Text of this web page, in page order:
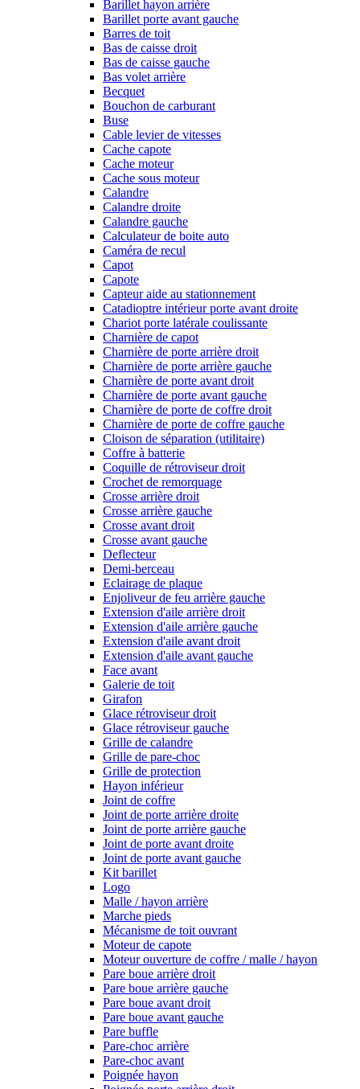
Barillet hayon arrière
Barillet porte avant gauche
Barres de toit
Bas de caisse droit
Bas de caisse gauche
Bas volet arrière
Becquet
Bouchon de carburant
Buse
Cable levier de vitesses
Cache capote
Cache moteur
Cache sous moteur
Calandre
Calandre droite
Calandre gauche
Calculateur de boite auto
Caméra de recul
Capot
Capote
Capteur aide au stationnement
Catadioptre intérieur porte avant droite
Chariot porte latérale coulissante
Charnière de capot
Charnière de porte arrière droit
Charnière de porte arrière gauche
Charnière de porte avant droit
Charnière de porte avant gauche
Charnière de porte de coffre droit
Charnière de porte de coffre gauche
Cloison de séparation (utilitaire)
Coffre à batterie
Coquille de rétroviseur droit
Crochet de remorquage
Crosse arrière droit
Crosse arrière gauche
Crosse avant droit
Crosse avant gauche
Deflecteur
Demi-berceau
Eclairage de plaque
Enjoliveur de feu arrière gauche
Extension d'aile arrière droit
Extension d'aile arrière gauche
Extension d'aile avant droit
Extension d'aile avant gauche
Face avant
Galerie de toit
Girafon
Glace rétroviseur droit
Glace rétroviseur gauche
Grille de calandre
Grille de pare-choc
Grille de protection
Hayon inférieur
Joint de coffre
Joint de porte arrière droite
Joint de porte arrière gauche
Joint de porte avant droite
Joint de porte avant gauche
Kit barillet
Logo
Malle / hayon arrière
Marche pieds
Mécanisme de toit ouvrant
Moteur de capote
Moteur ouverture de coffre / malle / hayon
Pare boue arrière droit
Pare boue arrière gauche
Pare boue avant droit
Pare boue avant gauche
Pare buffle
Pare-choc arrière
Pare-choc avant
Poignée hayon